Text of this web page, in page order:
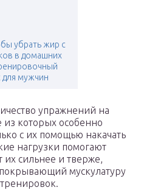
убрать жир с
в домашних
для мужчин
упражнений на
которых особенно
с их помощью накачать
нагрузки помогают
сильнее и тверже,
мускулатуру